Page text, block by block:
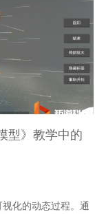
型》教学中的
化的动态过程。通